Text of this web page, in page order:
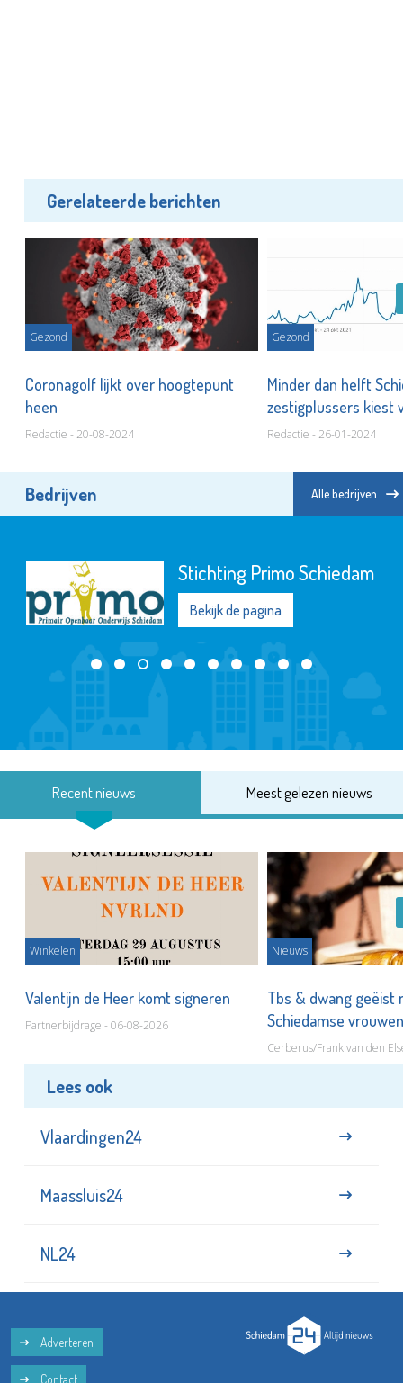
Gerelateerde berichten
Gezond
Coronagolf lijkt over hoogtepunt
heen
Redactie - 20-08-2024
Gezond
Minder dan helft
zestigplussers kiest
Redactie - 26-01-2024
Bedrijven Alle bedrijven
Stichting Primo Schiedam
Bekijk de pagina
Recent nieuws Meest gelezen nieuws
Winkelen
Valentijn de Heer komt signeren
Partnerbijdrage - 06-08-2026
Nieuws
Tbs & dwang geëist
Schiedamse
Cerberus/Frank van den
Lees ook
Vlaardingen24
Maassluis24
NL24
Adverteren
Contact